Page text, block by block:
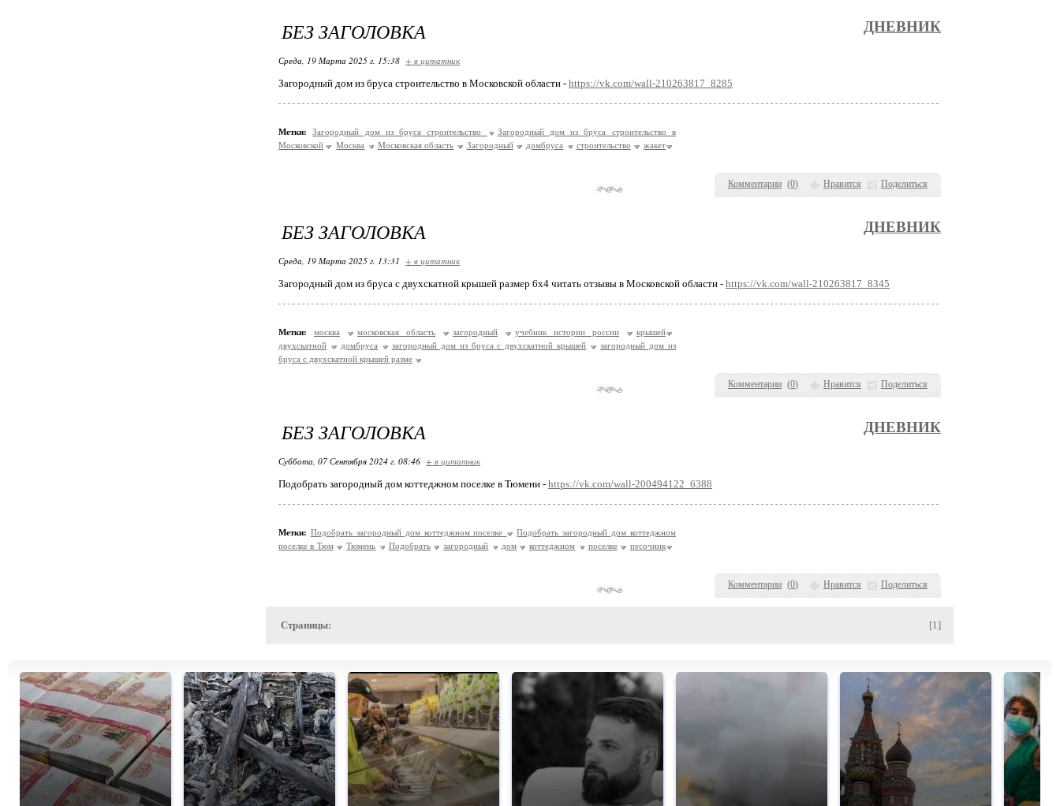
Комментарии (0) Нравится Поделиться
БЕЗ ЗАГОЛОВКА ДНЕВНИК
Среда, 19 Марта 2025 г. 15:38 + в цитатник
Загородный дом из бруса строительство в Московской области - https://vk.com/wall-210263817_8285
Метки: Загородный дом из бруса строительство
Загородный дом из бруса строительство в
Московской
Москва Московская область Загородный домбруса строительство жакет
Комментарии (0) Нравится Поделиться
БЕЗ ЗАГОЛОВКА ДНЕВНИК
Среда, 19 Марта 2025 г. 13:31 + в цитатник
Загородный дом из бруса с двухскатной крышей размер 6х4 читать отзывы в Московской области - https://vk.com/wall-210263817_8345
Метки: москва московская область загородный учебник истории россии
крышей
двухскатной
домбруса загородный дом из бруса с двухскатной крышей
загородный дом из
бруса с двухскатной крышей разме
Комментарии (0) Нравится Поделиться
БЕЗ ЗАГОЛОВКА ДНЕВНИК
Суббота, 07 Сентября 2024 г. 08:46 + в цитатник
Подобрать загородный дом коттеджном поселке в Тюмени - https://vk.com/wall-200494122_6388
Метки: Подобрать загородный дом коттеджном поселке
Подобрать загородный дом коттеджном
поселке в Тюм
Тюмень Подобрать загородный дом коттеджном поселке песочник
Страницы: [1]